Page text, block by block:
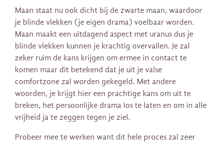
Maan staat nu ook dicht bij de zwarte maan, waardoor
je blinde vlekken (je eigen drama) voelbaar worden.
Maan maakt een uitdagend aspect met uranus dus je
blinde vlekken kunnen je krachtig overvallen. Je zal
zeker ruim de kans krijgen om ermee in contact te
komen maar dit betekend dat je uit je valse
comfortzone zal worden gekegeld. Met andere
woorden, je krijgt hier een prachtige kans om uit te
breken, het persoonlijke drama los te laten en om in alle
vrijheid ja te zeggen tegen je ziel.
Probeer mee te werken want dit hele proces zal zeer